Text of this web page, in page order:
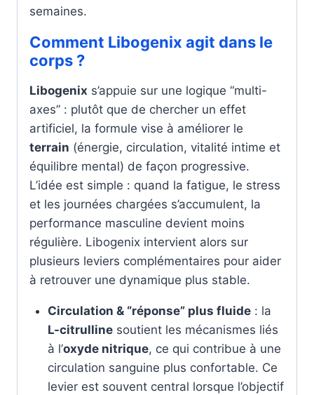
semaines.
Comment Libogenix agit dans le
corps ?
Libogenix s’appuie sur une logique “multi-
axes” : plutôt que de chercher un effet
artificiel, la formule vise à améliorer le
terrain (énergie, circulation, vitalité intime et
équilibre mental) de façon progressive.
L’idée est simple : quand la fatigue, le stress
et les journées chargées s’accumulent, la
performance masculine devient moins
régulière. Libogenix intervient alors sur
plusieurs leviers complémentaires pour aider
à retrouver une dynamique plus stable.
Circulation & “réponse” plus fluide: la
L-citrullinesoutient les mécanismes liés
à l’oxyde nitrique, ce qui contribue à une
circulation sanguine plus confortable. Ce
levier est souvent central lorsque l’objectif